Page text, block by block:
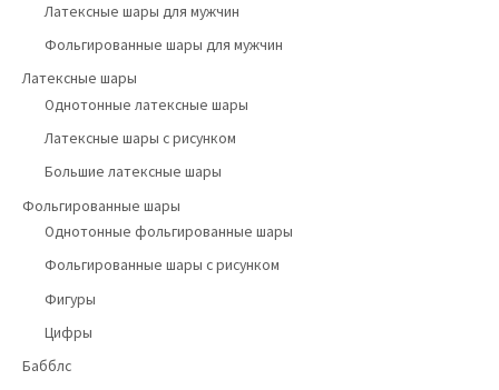
Латексные шары для мужчин
Фольгированные шары для мужчин
Латексные шары
Однотонные латексные шары
Латексные шары с рисунком
Большие латексные шары
Фольгированные шары
Однотонные фольгированные шары
Фольгированные шары с рисунком
Фигуры
Цифры
Бабблс